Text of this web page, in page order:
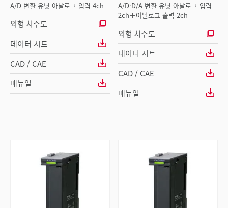
A/D 변환 유닛 아날로그 입력 4ch
외형 치수도
데이터 시트
CAD / CAE
매뉴얼
A/D·D/A 변환 유닛 아날로그 입력
2ch＋아날로그 출력 2ch
외형 치수도
데이터 시트
CAD / CAE
매뉴얼